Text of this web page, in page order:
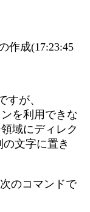
作成(17:23:45
すが、
を利用できな
域にディレク
文字に置き
のコマンドで